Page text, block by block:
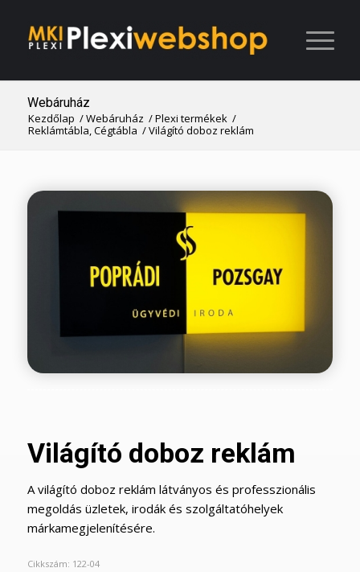
Webáruház
Kezdőlap /Webáruház /Plexi termékek /
Reklámtábla, Cégtábla /Világító doboz reklám
Világító doboz reklám
A világító doboz reklám látványos és professzionális
megoldás üzletek, irodák és szolgáltatóhelyek
márkamegjelenítésére.
Cikkszám: 122-04